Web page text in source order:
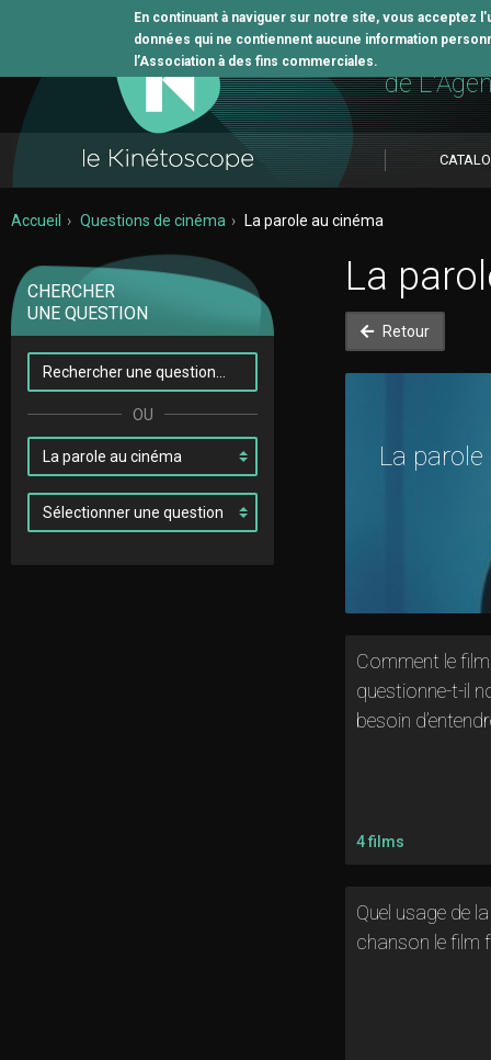
En continuant à naviguer sur notre site, vous
données qui ne contiennent aucune information
l’Association à des fins commerciales. L'outil
de
Accueil Questions de cinéma La parole au cinéma
CHERCHER
UNE QUESTION
La
Retour
La
Comment le film
questionne-t-il
besoin
4 films
Quel usage de la
chanson le film